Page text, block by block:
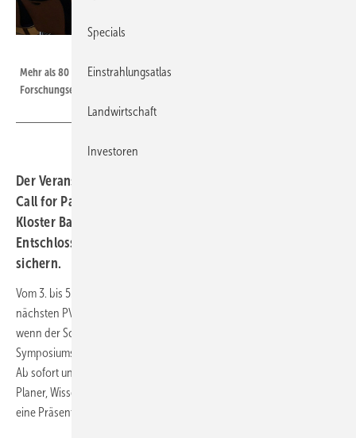
Mehr als 80 Referenten können ihre Entwicklungen und
Forschungsergebnisse im Kloster Banz präsentieren.
Der Veranstalter des PV-Symposiums, Conexio, hat den
Call for Papers für das nächste Branchentreffen im
Kloster Banz gestartet. Außerdem können sich früh
Entschlossene einen Rabatt auf den Teilnehmerpreis
sichern.
Vom 3. bis 5. März 2026 trifft sich die Solar- und Speicherbranche zum
nächsten PV-Symposium im Kloster Banz in Bad Staffelstein. Auch
wenn der Schatten noch sehr lang ist bis zum Beginn des nächsten
Symposiums, laufen die Vorbereitungen jetzt schon auf Hochtouren.
Ab sofort und noch bis zum 2. Oktober 2025 können Installateure,
Planer, Wissenschaftler und andere Interessierte ihren Vorschlag für
eine Präsentation einreichen.
Specials
Einstrahlungsatlas
Landwirtschaft
Investoren